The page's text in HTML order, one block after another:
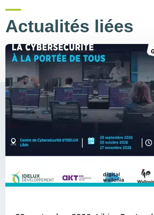
Actualités liées